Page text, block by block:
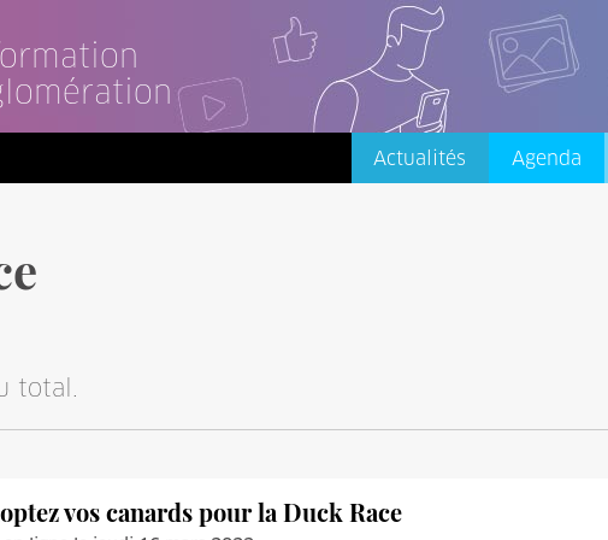
Actualités Agenda
total.
vos canards pour la Duck Race